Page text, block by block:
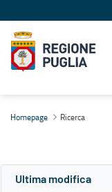
Homepage Ricerca
Ultima modifica